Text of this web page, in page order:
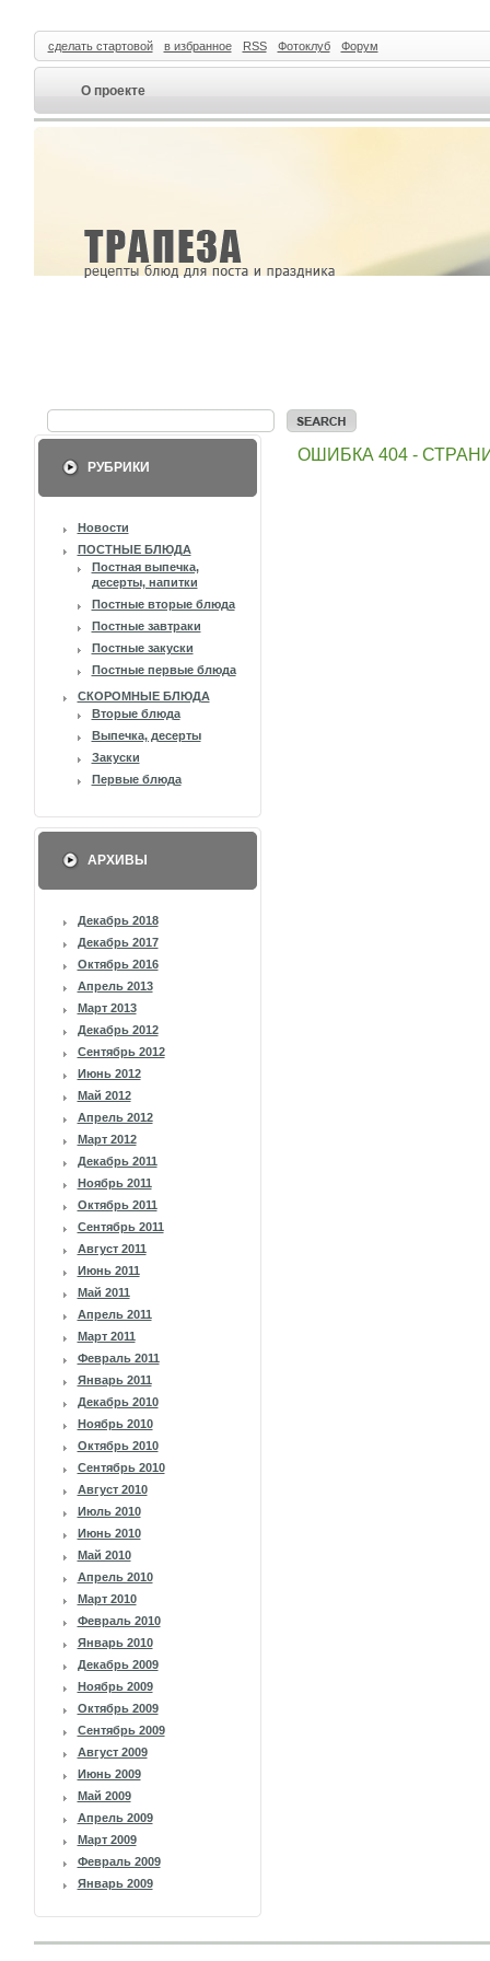
сделать стартовой в избранное RSS Фотоклуб Форум
О проекте
РУБРИКИ
Новости
ПОСТНЫЕ БЛЮДА
Постная выпечка,
десерты, напитки
Постные вторые блюда
Постные завтраки
Постные закуски
Постные первые блюда
СКОРОМНЫЕ БЛЮДА
Вторые блюда
Выпечка, десерты
Закуски
Первые блюда
АРХИВЫ
Декабрь 2018
Декабрь 2017
Октябрь 2016
Апрель 2013
Март 2013
Декабрь 2012
Сентябрь 2012
Июнь 2012
Май 2012
Апрель 2012
Март 2012
Декабрь 2011
Ноябрь 2011
Октябрь 2011
Сентябрь 2011
Август 2011
Июнь 2011
Май 2011
Апрель 2011
Март 2011
Февраль 2011
Январь 2011
Декабрь 2010
Ноябрь 2010
Октябрь 2010
Сентябрь 2010
Август 2010
Июль 2010
Июнь 2010
Май 2010
Апрель 2010
Март 2010
Февраль 2010
Январь 2010
Декабрь 2009
Ноябрь 2009
Октябрь 2009
Сентябрь 2009
Август 2009
Июнь 2009
Май 2009
Апрель 2009
Март 2009
Февраль 2009
Январь 2009
ОШИБКА 404 -